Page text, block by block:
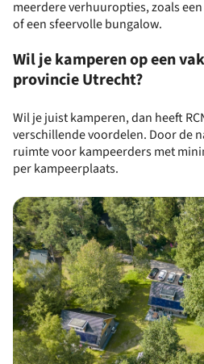
meerdere verhuuropties, zoals
of een sfeervolle bungalow.
Wil je kamperen op een
provincie Utrecht?
Wil je juist kamperen, dan heeft
verschillende voordelen. Door de
ruimte voor kampeerders met
per kampeerplaats.